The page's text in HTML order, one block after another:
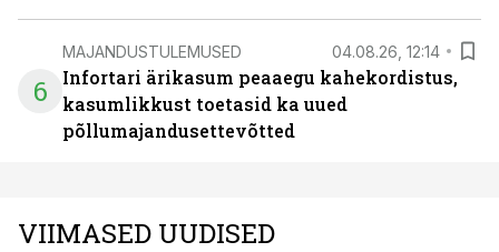
6
MAJANDUSTULEMUSED 04.08.26, 12:14
Infortari ärikasum peaaegu kahekordistus,
kasumlikkust toetasid ka uued
põllumajandusettevõtted
VIIMASED UUDISED